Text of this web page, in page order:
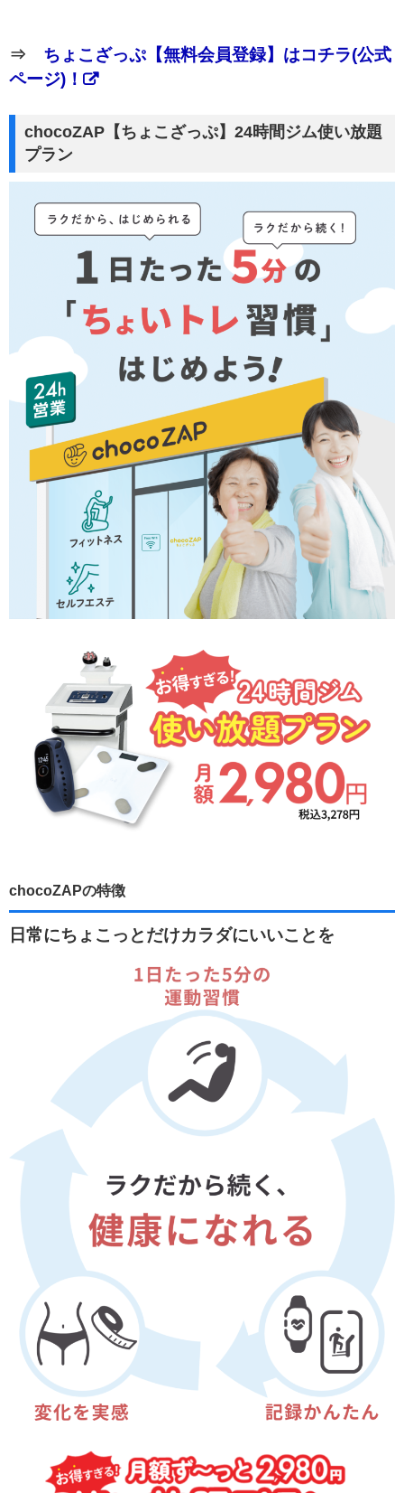
⇒ ちょこざっぷ【無料会員登録】はコチラ(公式
ページ)！
chocoZAP【ちょこざっぷ】24時間ジム使い放題
プラン
chocoZAPの特徴
日常にちょこっとだけカラダにいいことを